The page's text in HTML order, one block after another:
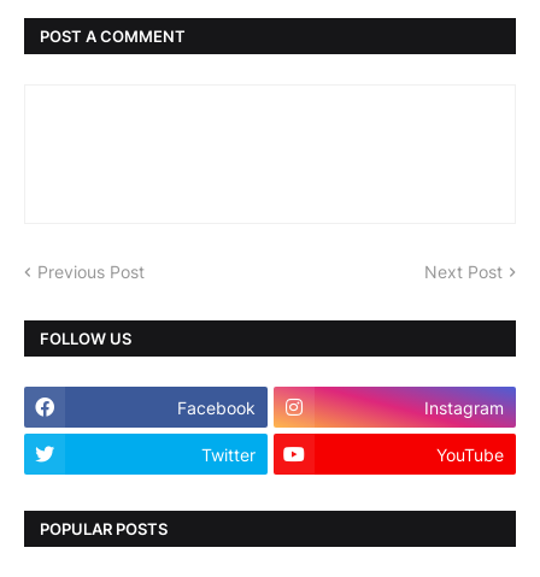
POST A COMMENT
Previous Post Next Post
FOLLOW US
Facebook Instagram
Twitter YouTube
POPULAR POSTS